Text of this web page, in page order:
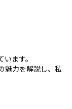
ます。
魅力を解説し、私